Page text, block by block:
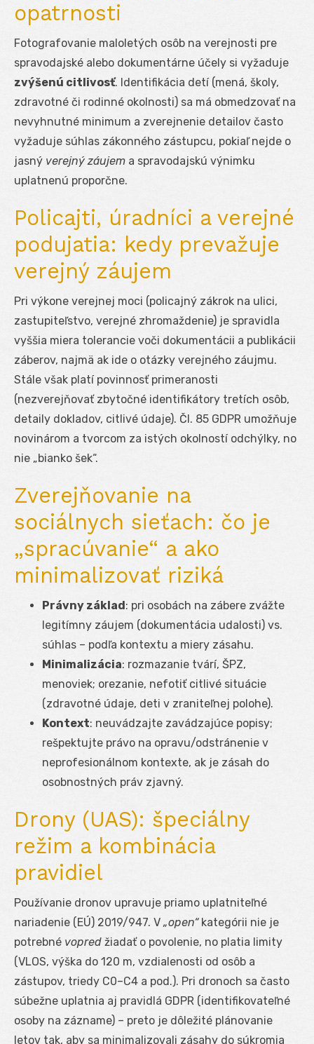
opatrnosti
Fotografovanie maloletých osôb na verejnosti pre
spravodajské alebo dokumentárne účely si vyžaduje
zvýšenú citlivosť. Identifikácia detí (mená, školy,
zdravotné či rodinné okolnosti) sa má obmedzovať na
nevyhnutné minimum a zverejnenie detailov často
vyžaduje súhlas zákonného zástupcu, pokiaľ nejde o
jasný verejný záujem a spravodajskú výnimku
uplatnenú proporčne.
Policajti, úradníci a verejné
podujatia: kedy prevažuje
verejný záujem
Pri výkone verejnej moci (policajný zákrok na ulici,
zastupiteľstvo, verejné zhromaždenie) je spravidla
vyššia miera tolerancie voči dokumentácii a publikácii
záberov, najmä ak ide o otázky verejného záujmu.
Stále však platí povinnosť primeranosti
(nezverejňovať zbytočné identifikátory tretích osôb,
detaily dokladov, citlivé údaje). Čl. 85 GDPR umožňuje
novinárom a tvorcom za istých okolností odchýlky, no
nie „bianko šek“.
Zverejňovanie na
sociálnych sieťach: čo je
„spracúvanie“ a ako
minimalizovať riziká
Právny základ : pri osobách na zábere zvážte
legitímny záujem (dokumentácia udalosti) vs.
súhlas – podľa kontextu a miery zásahu.
Minimalizácia: rozmazanie tvárí, ŠPZ,
menoviek; orezanie, nefotiť citlivé situácie
(zdravotné údaje, deti v zraniteľnej polohe).
Kontext: neuvádzajte zavádzajúce popisy;
rešpektujte právo na opravu/odstránenie v
neprofesionálnom kontexte, ak je zásah do
osobnostných práv zjavný.
Drony (UAS): špeciálny
režim a kombinácia
pravidiel
Používanie dronov upravuje priamo uplatniteľné
nariadenie (EÚ) 2019/947. V „open“kategórii nie je
potrebné vopred žiadať o povolenie, no platia limity
(VLOS, výška do 120 m, vzdialenosti od osôb a
zástupov, triedy C0–C4 a pod.). Pri dronoch sa často
súbežne uplatnia aj pravidlá GDPR (identifikovateľné
osoby na zázname) – preto je dôležité plánovanie
letov tak, aby sa minimalizovali zásahy do súkromia